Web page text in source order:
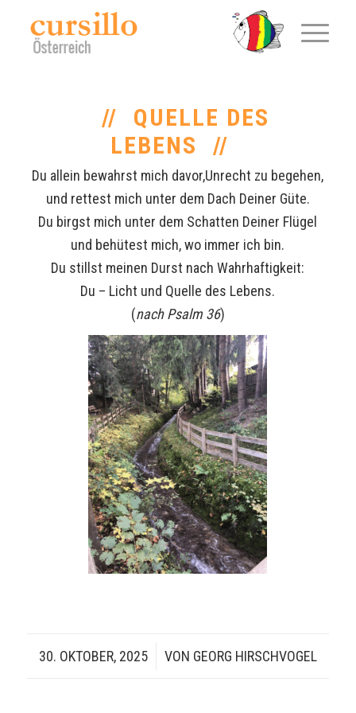
QUELLE DES
LEBENS
Du allein bewahrst mich davor,Unrecht zu begehen,
und rettest mich unter dem Dach Deiner Güte.
Du birgst mich unter dem Schatten Deiner Flügel
und behütest mich, wo immer ich bin.
Du stillst meinen Durst nach Wahrhaftigkeit:
Du – Licht und Quelle des Lebens.
(nach Psalm 36)
30. OKTOBER, 2025
/ VON GEORG HIRSCHVOGEL